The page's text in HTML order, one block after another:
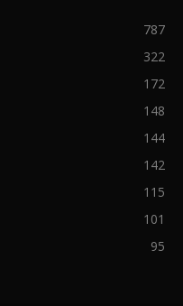
787
322
172
148
144
142
115
101
95